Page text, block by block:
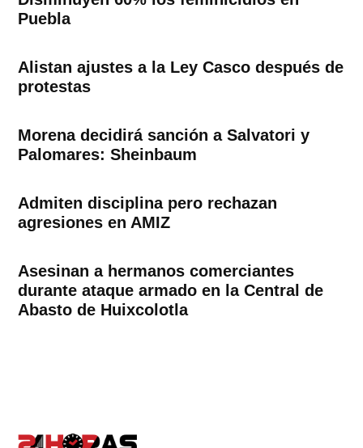
Puebla
Alistan ajustes a la Ley Casco después de
protestas
Morena decidirá sanción a Salvatori y
Palomares: Sheinbaum
Admiten disciplina pero rechazan
agresiones en AMIZ
Asesinan a hermanos comerciantes
durante ataque armado en la Central de
Abasto de Huixcolotla